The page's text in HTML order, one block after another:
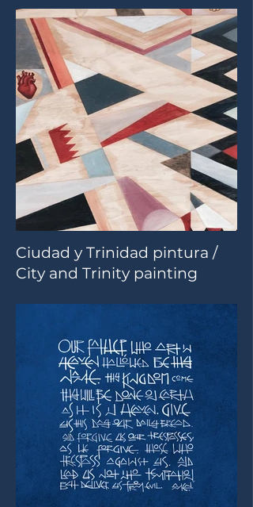
Ciudad y Trinidad pintura /
City and Trinity painting